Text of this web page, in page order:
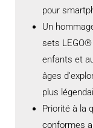
pour
Un
sets
enfants et
âges
plus
Priorité à la
conformes